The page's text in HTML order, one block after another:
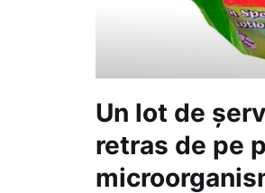
Un lot de
retras de pe